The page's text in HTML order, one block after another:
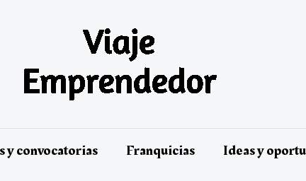
y convocatorias Franquicias Ideas y